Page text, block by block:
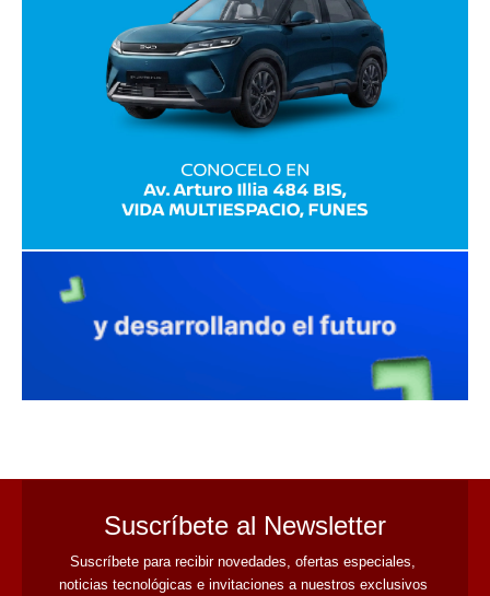
Suscríbete al Newsletter
Suscríbete para recibir novedades, ofertas especiales,
noticias tecnológicas e invitaciones a nuestros exclusivos